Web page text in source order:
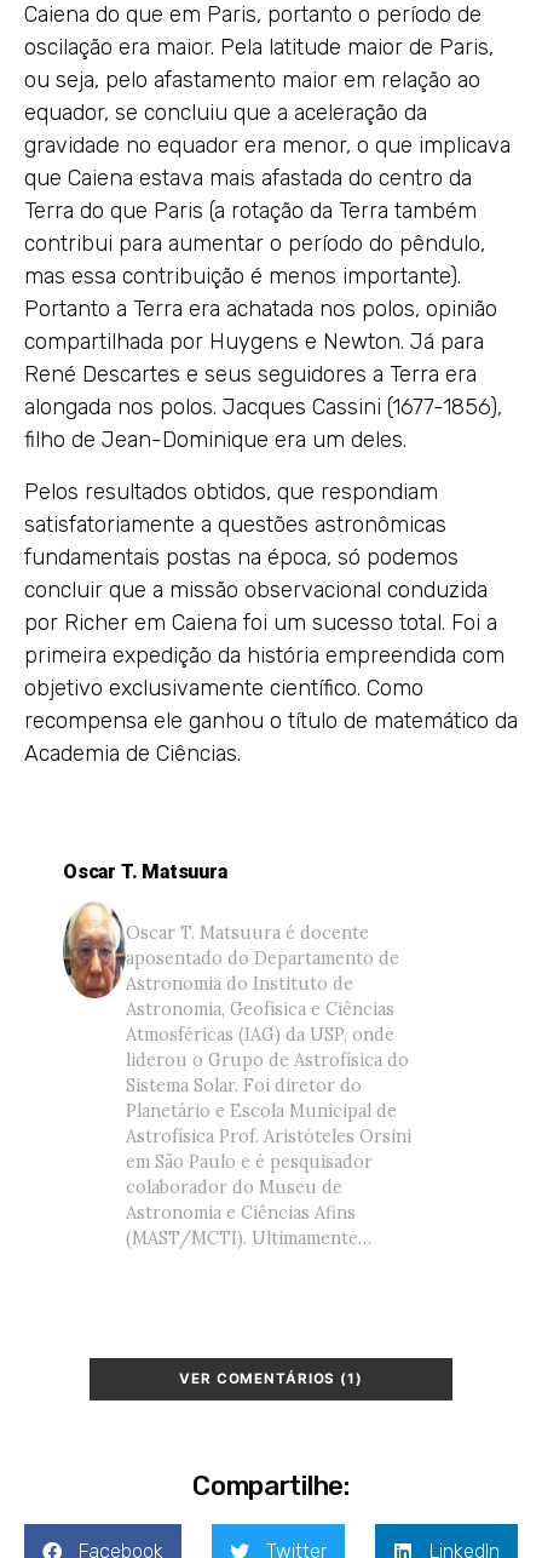
Caiena do que em Paris, portanto o período de
oscilação era maior. Pela latitude maior de Paris,
ou seja, pelo afastamento maior em relação ao
equador, se concluiu que a aceleração da
gravidade no equador era menor, o que implicava
que Caiena estava mais afastada do centro da
Terra do que Paris (a rotação da Terra também
contribui para aumentar o período do pêndulo,
mas essa contribuição é menos importante).
Portanto a Terra era achatada nos polos, opinião
compartilhada por Huygens e Newton. Já para
René Descartes e seus seguidores a Terra era
alongada nos polos. Jacques Cassini (1677-1856),
filho de Jean-Dominique era um deles.
Pelos resultados obtidos, que respondiam
satisfatoriamente a questões astronômicas
fundamentais postas na época, só podemos
concluir que a missão observacional conduzida
por Richer em Caiena foi um sucesso total. Foi a
primeira expedição da história empreendida com
objetivo exclusivamente científico. Como
recompensa ele ganhou o título de matemático da
Academia de Ciências.
Oscar T. Matsuura
Oscar T. Matsuura é docente
aposentado do Departamento de
Astronomia do Instituto de
Astronomia, Geofísica e Ciências
Atmosféricas (IAG) da USP, onde
liderou o Grupo de Astrofísica do
Sistema Solar. Foi diretor do
Planetário e Escola Municipal de
Astrofísica Prof. Aristóteles Orsini
em São Paulo e é pesquisador
colaborador do Museu de
Astronomia e Ciências Afins
(MAST/MCTI). Ultimamente…
VER COMENTÁRIOS (1)
Compartilhe:
Facebook Twitter LinkedIn